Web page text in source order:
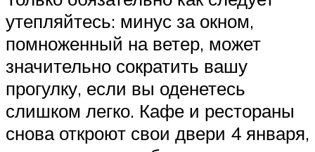
утепляйтесь: минус за окном,
помноженный на ветер, может
значительно сократить вашу
прогулку, если вы оденетесь
слишком легко. Кафе и рестораны
снова откроют свои двери 4 января,